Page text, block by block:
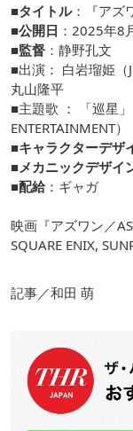
■タイトル：『アズ
■公開日 ：2025年8
■監督 ：静野孔文
■出演： 白岩瑠姫（
丸山隆平
■主題歌 ： 「巡星
ENTERTAINMENT）
■キャラクターデザ
■メカニックデザイ
■配給：ギャガ
映画『アズワン／
SQUARE ENIX,
記事／和田 萌